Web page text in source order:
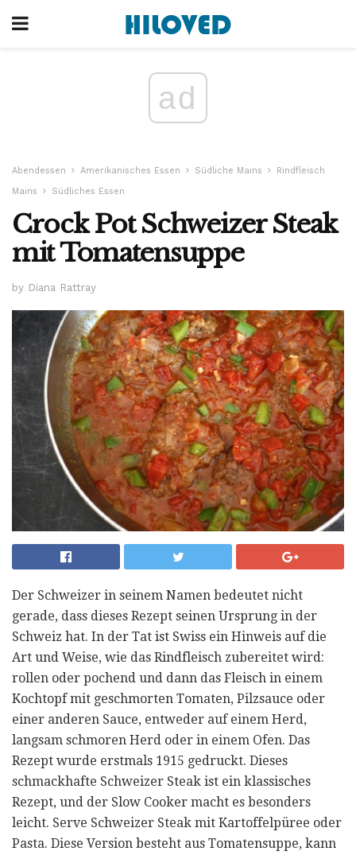
ad
Abendessen Amerikanisches Essen Südliche Mains
Rindfleisch
Mains
Südliches Essen
Crock Pot Schweizer Steak
mit Tomatensuppe
by Diana Rattray
Der Schweizer in seinem Namen bedeutet nicht
gerade, dass dieses Rezept seinen Ursprung in der
Schweiz hat. In der Tat ist Swiss ein Hinweis auf die
Art und Weise, wie das Rindfleisch zubereitet wird:
rollen oder pochend und dann das Fleisch in einem
Kochtopf mit geschmorten Tomaten, Pilzsauce oder
einer anderen Sauce, entweder auf einem Herd,
langsam schmoren Herd oder in einem Ofen. Das
Rezept wurde erstmals 1915 gedruckt. Dieses
schmackhafte Schweizer Steak ist ein klassisches
Rezept, und der Slow Cooker macht es besonders
leicht. Serve Schweizer Steak mit Kartoffelpüree oder
Pasta. Diese Version besteht aus Tomatensuppe, kann